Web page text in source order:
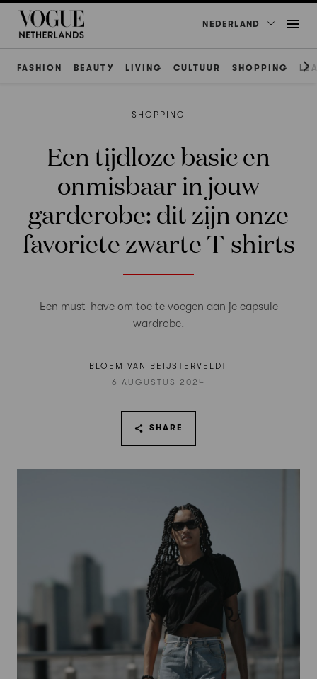
NEDERLAND
FASHION BEAUTY LIVING CULTUUR SHOPPING
SHOPPING
Een tijdloze basic en
onmisbaar in jouw
garderobe: dit zijn onze
favoriete zwarte T-shirts
Een must-have om toe te voegen aan je capsule
wardrobe.
BLOEM VAN BEIJSTERVELDT
6 AUGUSTUS 2024
SHARE